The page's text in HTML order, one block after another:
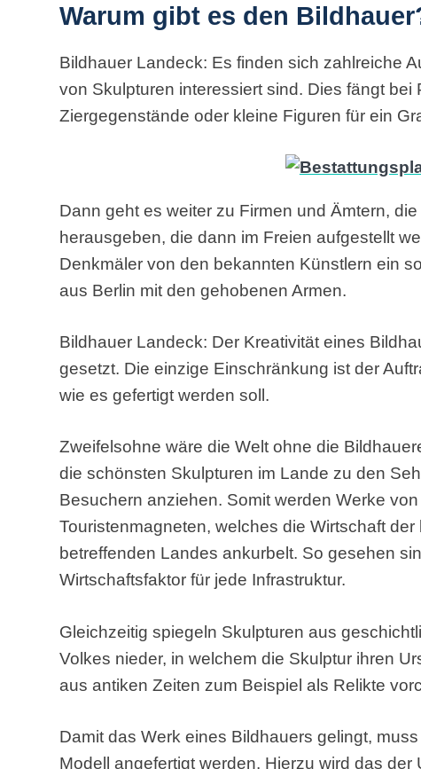
Warum gibt es den
Bildhauer Landeck: Es finden sich zahlreiche
von Skulpturen interessiert sind. Dies fängt
Ziergegenstände oder kleine Figuren für ein
Dann geht es weiter zu Firmen und Ämtern,
herausgeben, die dann im Freien aufgestellt
Denkmäler von den bekannten Künstlern ein
aus Berlin mit den gehobenen Armen.
Bildhauer Landeck: Der Kreativität eines
gesetzt. Die einzige Einschränkung ist der
wie es gefertigt werden soll.
Zweifelsohne wäre die Welt ohne die
die schönsten Skulpturen im Lande zu den
Besuchern anziehen. Somit werden Werke
Touristenmagneten, welches die Wirtschaft
betreffenden Landes ankurbelt. So gesehen
Wirtschaftsfaktor für jede Infrastruktur.
Gleichzeitig spiegeln Skulpturen aus
Volkes nieder, in welchem die Skulptur ihren
aus antiken Zeiten zum Beispiel als Relikte
Damit das Werk eines Bildhauers gelingt,
Modell angefertigt werden. Hierzu wird das